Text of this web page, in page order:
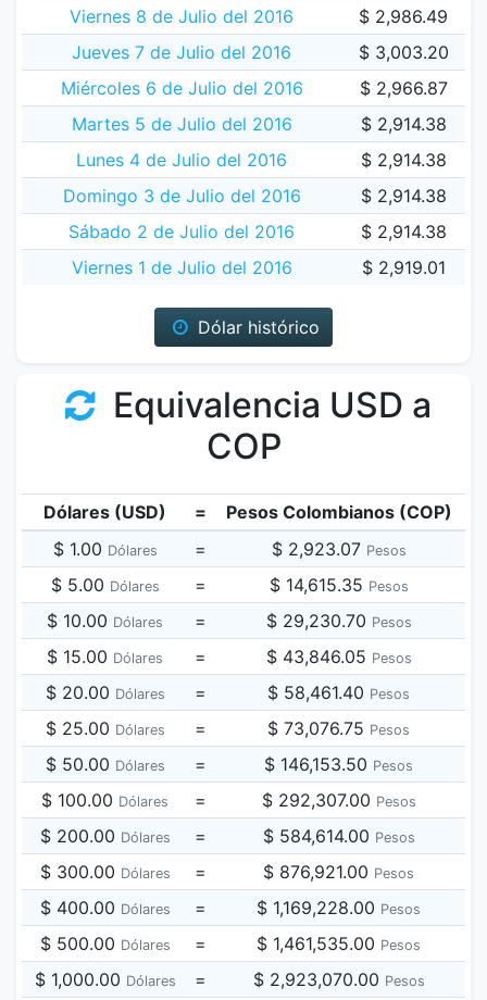
Viernes 8 de Julio del 2016
$ 2,986.49
Jueves 7 de Julio del 2016
$ 3,003.20
Miércoles 6 de Julio del 2016
$ 2,966.87
Martes 5 de Julio del 2016
$ 2,914.38
Lunes 4 de Julio del 2016
$ 2,914.38
Domingo 3 de Julio del 2016
$ 2,914.38
Sábado 2 de Julio del 2016
$ 2,914.38
Viernes 1 de Julio del 2016
$ 2,919.01
Dólar histórico
Equivalencia USD a
COP
Dólares (USD) =
Pesos Colombianos (COP)
$ 1.00 Dólares = $ 2,923.07 Pesos
$ 5.00 Dólares = $ 14,615.35 Pesos
$ 10.00 Dólares = $ 29,230.70 Pesos
$ 15.00 Dólares = $ 43,846.05 Pesos
$ 20.00 Dólares = $ 58,461.40 Pesos
$ 25.00 Dólares = $ 73,076.75 Pesos
$ 50.00 Dólares = $ 146,153.50 Pesos
$ 100.00 Dólares = $ 292,307.00 Pesos
$ 200.00 Dólares = $ 584,614.00 Pesos
$ 300.00 Dólares = $ 876,921.00 Pesos
$ 400.00 Dólares = $ 1,169,228.00 Pesos
$ 500.00 Dólares = $ 1,461,535.00 Pesos
$ 1,000.00 Dólares = $ 2,923,070.00 Pesos